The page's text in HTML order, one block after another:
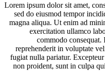
Lorem ipsum dolor sit amet,
sed do eiusmod tempor
magna aliqua. Ut enim ad
exercitation ullamco
commodo
reprehenderit in voluptate
fugiat nulla pariatur.
non proident, sunt in culpa